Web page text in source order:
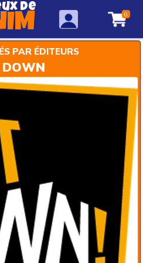
de
0
PAR ÉDITEURS